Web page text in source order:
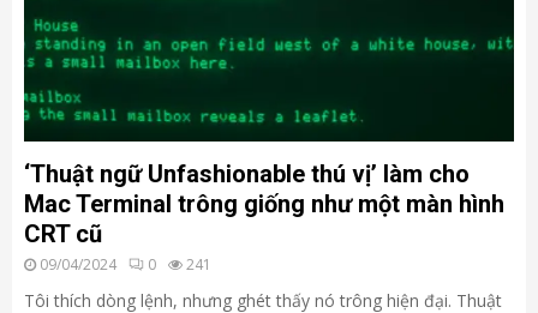
‘Thuật ngữ Unfashionable thú vị’ làm cho
Mac Terminal trông giống như một màn hình
CRT cũ
09/04/2024 0 241
Tôi thích dòng lệnh, nhưng ghét thấy nó trông hiện đại. Thuật